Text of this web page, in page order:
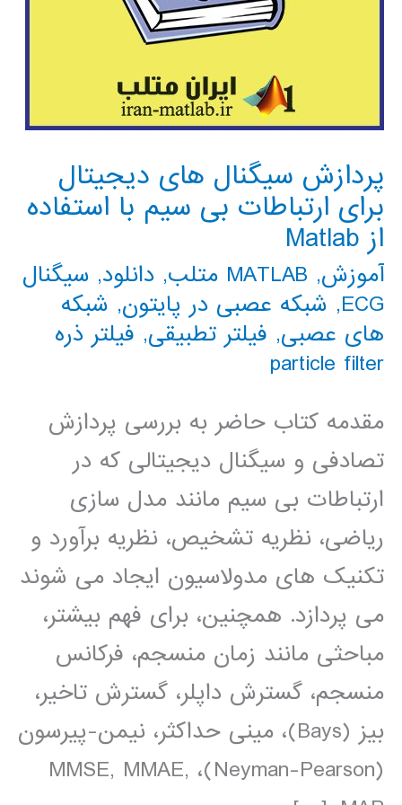
پردازش سیگنال های دیجیتال
برای ارتباطات بی سیم با استفاده
از Matlab
آموزش, MATLAB متلب , دانلود, سیگنال
ECG
, شبکه عصبی در پایتون, شبکه
های عصبی, فیلتر تطبیقی, فیلتر ذره
particle filter
مقدمه کتاب حاضر به بررسی پردازش
تصادفی و سیگنال دیجیتالی که در
ارتباطات بی سیم مانند مدل سازی
ریاضی، نظریه تشخیص، نظریه برآورد و
تکنیک های مدولاسیون ایجاد می شوند
می پردازد. همچنین، برای فهم بیشتر،
مباحثی مانند زمان منسجم، فرکانس
منسجم، گسترش داپلر، گسترش تاخیر،
بیز (Bays)، مینی حداکثر، نیمن-پیرسون
(Neyman-Pearson)، MMSE, MMAE,